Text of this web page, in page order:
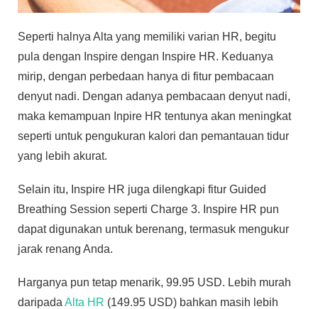
Seperti halnya Alta yang memiliki varian HR, begitu
pula dengan Inspire dengan Inspire HR. Keduanya
mirip, dengan perbedaan hanya di fitur pembacaan
denyut nadi. Dengan adanya pembacaan denyut nadi,
maka kemampuan Inpire HR tentunya akan meningkat
seperti untuk pengukuran kalori dan pemantauan tidur
yang lebih akurat.
Selain itu, Inspire HR juga dilengkapi fitur Guided
Breathing Session seperti Charge 3. Inspire HR pun
dapat digunakan untuk berenang, termasuk mengukur
jarak renang Anda.
Harganya pun tetap menarik, 99.95 USD. Lebih murah
daripada Alta HR (149.95 USD) bahkan masih lebih